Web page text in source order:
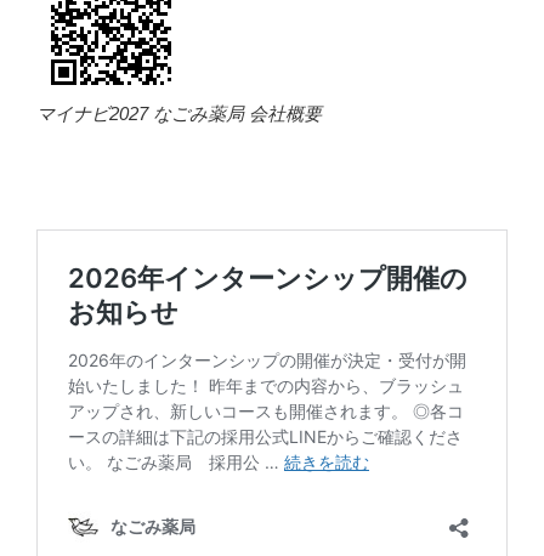
マイナビ2027 なごみ薬局 会社概要